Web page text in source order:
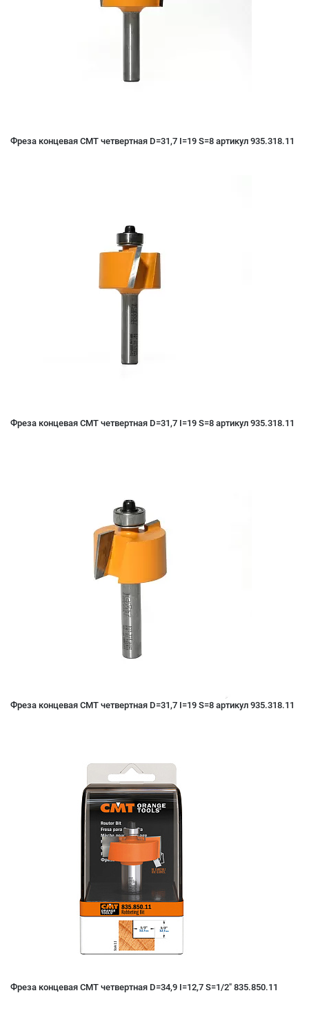
Фреза концевая CMT четвертная D=31,7 I=19 S=8 артикул 935.318.11
Фреза концевая CMT четвертная D=31,7 I=19 S=8 артикул 935.318.11
Фреза концевая CMT четвертная D=31,7 I=19 S=8 артикул 935.318.11
Фреза концевая CMT четвертная D=34,9 I=12,7 S=1/2" 835.850.11